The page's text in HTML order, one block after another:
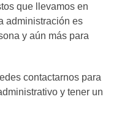
que llevamos en
administración es
y aún más para
contactarnos para
y tener un